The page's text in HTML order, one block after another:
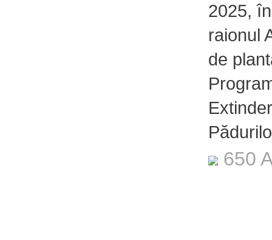
2025,
raionul
de
650